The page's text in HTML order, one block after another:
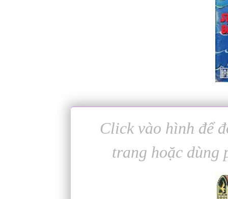
Click vào hình để
trang hoặc dùng